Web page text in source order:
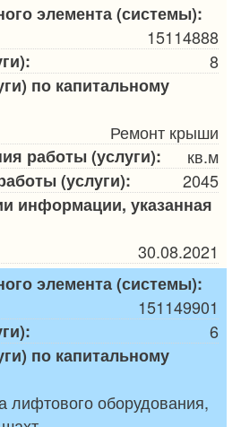
элемента (системы):
15114888
8
по капитальному
Ремонт крыши
работы (услуги):
кв.м
(услуги):
2045
информации, указанная
30.08.2021
элемента (системы):
151149901
6
по капитальному
лифтового оборудования,